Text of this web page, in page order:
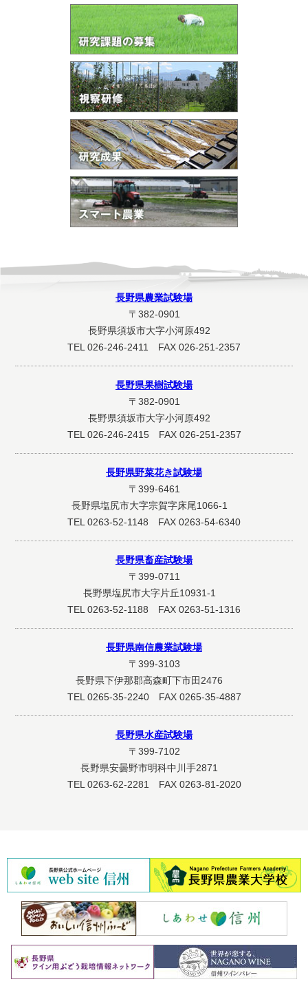
長野県農業試験場
〒382-0901
長野県須坂市大字小河原492
TEL 026-246-2411 FAX 026-251-2357
長野県果樹試験場
〒382-0901
長野県須坂市大字小河原492
TEL 026-246-2415 FAX 026-251-2357
長野県野菜花き試験場
〒399-6461
長野県塩尻市大字宗賀字床尾1066-1
TEL 0263-52-1148 FAX 0263-54-6340
長野県畜産試験場
〒399-0711
長野県塩尻市大字片丘10931-1
TEL 0263-52-1188 FAX 0263-51-1316
長野県南信農業試験場
〒399-3103
長野県下伊那郡高森町下市田2476
TEL 0265-35-2240 FAX 0265-35-4887
長野県水産試験場
〒399-7102
長野県安曇野市明科中川手2871
TEL 0263-62-2281 FAX 0263-81-2020